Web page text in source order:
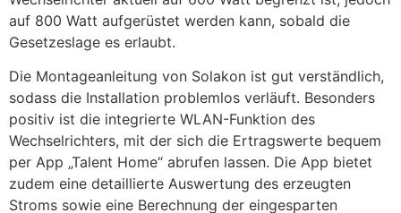
auf 800 Watt aufgerüstet werden kann, sobald die
Gesetzeslage es erlaubt.
Die Montageanleitung von Solakon ist gut verständlich,
sodass die Installation problemlos verläuft. Besonders
positiv ist die integrierte WLAN-Funktion des
Wechselrichters, mit der sich die Ertragswerte bequem
per App „Talent Home“ abrufen lassen. Die App bietet
zudem eine detaillierte Auswertung des erzeugten
Stroms sowie eine Berechnung der eingesparten